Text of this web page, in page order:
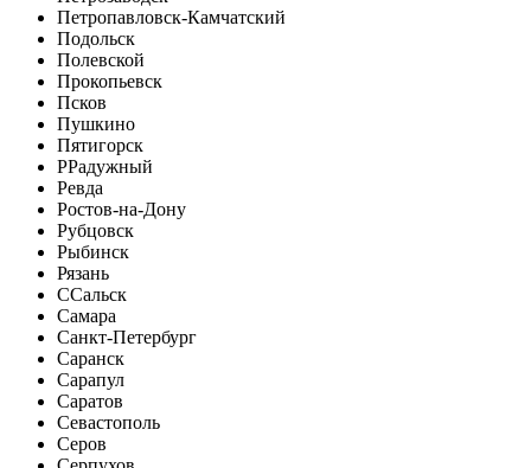
Петропавловск-Камчатский
Подольск
Полевской
Прокопьевск
Псков
Пушкино
Пятигорск
РРадужный
Ревда
Ростов-на-Дону
Рубцовск
Рыбинск
Рязань
ССальск
Самара
Санкт-Петербург
Саранск
Сарапул
Саратов
Севастополь
Серов